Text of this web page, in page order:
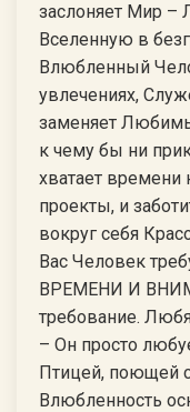
заслоняет Мир
Вселенную в
Влюбленный
увлечениях,
заменяет
к чему бы ни
хватает времени
проекты, и
вокруг себя
Вас Человек
ВРЕМЕНИ И
требование.
– Он просто
Птицей, поющей
Влюбленность